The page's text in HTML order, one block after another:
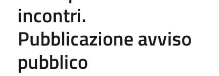
incontri.
Pubblicazione avviso
pubblico